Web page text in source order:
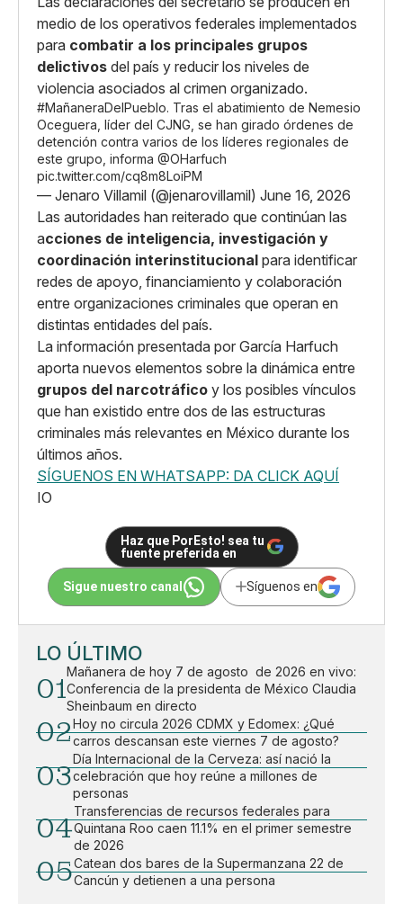
medio de los operativos federales implementados
para combatir a los principales grupos
delictivos del país y reducir los niveles de
violencia asociados al crimen organizado.
#MañaneraDelPueblo. Tras el abatimiento de Nemesio
Oceguera, líder del CJNG, se han girado órdenes de
detención contra varios de los líderes regionales de
este grupo, informa @OHarfuch
pic.twitter.com/cq8m8LoiPM
— Jenaro Villamil (@jenarovillamil) June 16, 2026
Las autoridades han reiterado que continúan las
acciones de inteligencia, investigación y
coordinación interinstitucional para identificar
redes de apoyo, financiamiento y colaboración
entre organizaciones criminales que operan en
distintas entidades del país.
La información presentada por García Harfuch
aporta nuevos elementos sobre la dinámica entre
grupos del narcotráfico y los posibles vínculos
que han existido entre dos de las estructuras
criminales más relevantes en México durante los
últimos años.
SÍGUENOS EN WHATSAPP: DA CLICK AQUÍ
IO
Haz que PorEsto! sea tu
fuente preferida en
Sigue nuestro canal Síguenos en
LO ÚLTIMO
01
Mañanera de hoy 7 de agosto de 2026 en vivo:
Conferencia de la presidenta de México Claudia
Sheinbaum en directo
02Hoy no circula 2026 CDMX y Edomex: ¿Qué
carros descansan este viernes 7 de agosto?
03
Día Internacional de la Cerveza: así nació la
celebración que hoy reúne a millones de
personas
04
Transferencias de recursos federales para
Quintana Roo caen 11.1% en el primer semestre
de 2026
05Catean dos bares de la Supermanzana 22 de
Cancún y detienen a una persona